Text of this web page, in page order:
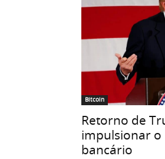
Bitcoin
Retorno de
impulsionar o
bancário